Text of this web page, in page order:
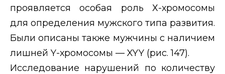
проявляется особая роль Х-хромосомы
для определения мужского типа развития.
Были описаны также мужчины с наличием
лишней Y-хромосомы — XYY (рис. 147).
Исследование нарушений по количеству